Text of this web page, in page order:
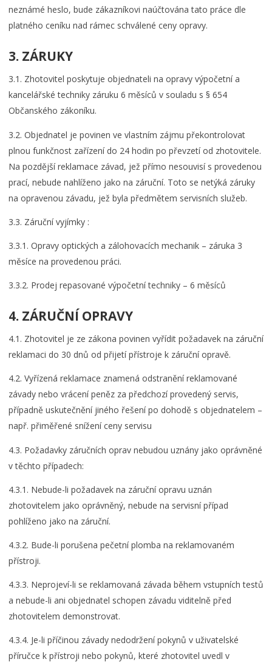
neznámé heslo, bude zákazníkovi naúčtována tato práce dle
platného ceníku nad rámec schválené ceny opravy.
3. ZÁRUKY
3.1. Zhotovitel poskytuje objednateli na opravy výpočetní a
kancelářské techniky záruku 6 měsíců v souladu s § 654
Občanského zákoníku.
3.2. Objednatel je povinen ve vlastním zájmu překontrolovat
plnou funkčnost zařízení do 24 hodin po převzetí od zhotovitele.
Na pozdější reklamace závad, jež přímo nesouvisí s provedenou
prací, nebude nahlíženo jako na záruční. Toto se netýká záruky
na opravenou závadu, jež byla předmětem servisních služeb.
3.3. Záruční vyjímky :
3.3.1. Opravy optických a zálohovacích mechanik – záruka 3
měsíce na provedenou práci.
3.3.2. Prodej repasované výpočetní techniky – 6 měsíců
4. ZÁRUČNÍ OPRAVY
4.1. Zhotovitel je ze zákona povinen vyřídit požadavek na záruční
reklamaci do 30 dnů od přijetí přístroje k záruční opravě.
4.2. Vyřízená reklamace znamená odstranění reklamované
závady nebo vrácení peněz za předchozí provedený servis,
případně uskutečnění jiného řešení po dohodě s objednatelem –
např. přiměřené snížení ceny servisu
4.3. Požadavky záručních oprav nebudou uznány jako oprávněné
v těchto případech:
4.3.1. Nebude-li požadavek na záruční opravu uznán
zhotovitelem jako oprávněný, nebude na servisní případ
pohlíženo jako na záruční.
4.3.2. Bude-li porušena pečetní plomba na reklamovaném
přístroji.
4.3.3. Neprojeví-li se reklamovaná závada během vstupních testů
a nebude-li ani objednatel schopen závadu viditelně před
zhotovitelem demonstrovat.
4.3.4. Je-li příčinou závady nedodržení pokynů v uživatelské
příručce k přístroji nebo pokynů, které zhotovitel uvedl v